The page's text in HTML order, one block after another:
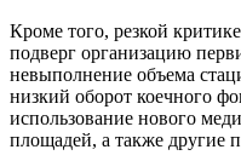
Кроме того, резкой
подверг организацию
невыполнение объема
низкий оборот коечного
использование нового
площадей, а также другие